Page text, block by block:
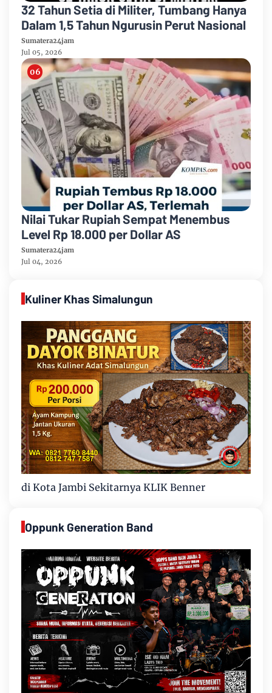
32 Tahun Setia di Militer, Tumbang Hanya
Dalam 1,5 Tahun Ngurusin Perut Nasional
Sumatera24jam
Jul 05, 2026
Nilai Tukar Rupiah Sempat Menembus
Level Rp 18.000 per Dollar AS
Sumatera24jam
Jul 04, 2026
Kuliner Khas Simalungun
di Kota Jambi Sekitarnya KLIK Benner
Oppunk Generation Band